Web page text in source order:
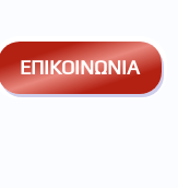
ΕΠΙΚΟΙΝΩΝΙΑ